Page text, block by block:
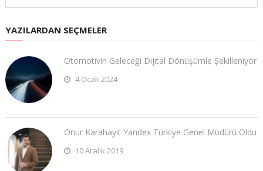
YAZILARDAN SEÇMELER
Otomotivin Geleceği Dijital Dönüşümle Şekilleniyor
4 Ocak 2024
Onur Karahayıt Yandex Türkiye Genel Müdürü Oldu
10 Aralık 2019